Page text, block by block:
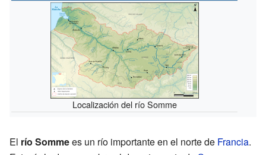
Localización del río Somme
El río Sommees un río importante en el norte de Francia.